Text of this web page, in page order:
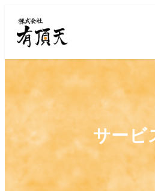
サービ